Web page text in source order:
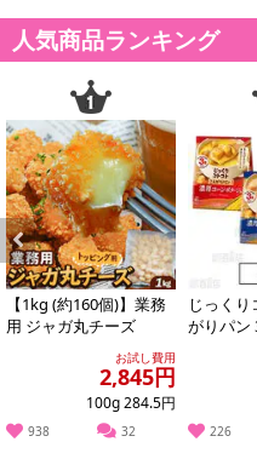
また、[新たな加工食品の原料
了により、商品詳細内に記載の
合がございます。
あらかじめご了承いただいた
によるお申込み後のキャンセル
【お支払いについて】
※送料はお試し費用に含まれて
※お支払い方法は、電話料金合
トの利用となります。
【発送・お届け・商品について
※お申込み頂きました商品の
※会員様のご都合でお受取り
金はいたしかねます。
人気商品ランキング
Previous
【1kg (約160個)】業務
用 ジャガ丸チーズ
お試し費用
2,845円
100g 284.5円
938 32
じっく
がりパン
厚コー
226